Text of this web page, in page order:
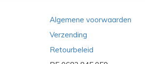
Algemene voorwaarden
Verzending
Retourbeleid